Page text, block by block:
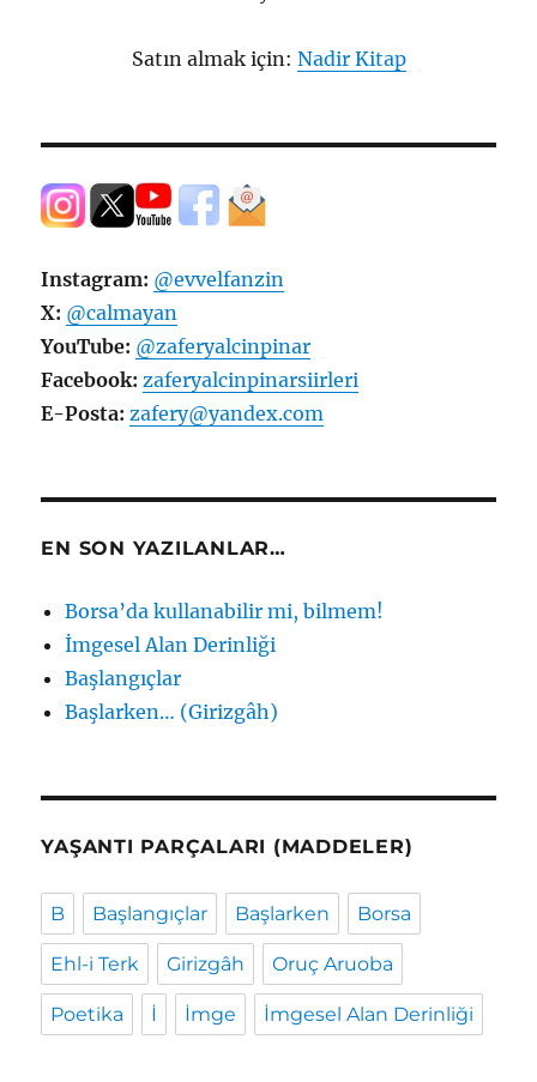
Satın almak için: Nadir Kitap
Instagram: @evvelfanzin
X: @calmayan
YouTube: @zaferyalcinpinar
Facebook: zaferyalcinpinarsiirleri
E-Posta: zafery@yandex.com
EN SON YAZILANLAR…
Borsa’da kullanabilir mi, bilmem!
İmgesel Alan Derinliği
Başlangıçlar
Başlarken… (Girizgâh)
YAŞANTI PARÇALARI (MADDELER)
B Başlangıçlar Başlarken Borsa
Ehl-i Terk Girizgâh Oruç Aruoba
Poetika İ İmge İmgesel Alan Derinliği